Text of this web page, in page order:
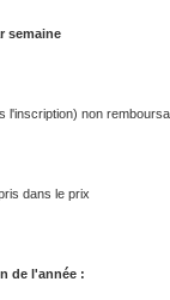
semaine
l'inscription) non
dans le prix
de l'année :